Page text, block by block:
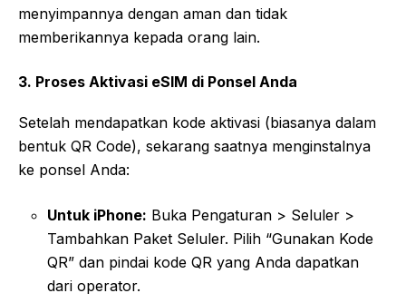
menyimpannya dengan aman dan tidak
memberikannya kepada orang lain.
3. Proses Aktivasi eSIM di Ponsel Anda
Setelah mendapatkan kode aktivasi (biasanya dalam
bentuk QR Code), sekarang saatnya menginstalnya
ke ponsel Anda:
Untuk iPhone: Buka Pengaturan > Seluler >
Tambahkan Paket Seluler. Pilih “Gunakan Kode
QR” dan pindai kode QR yang Anda dapatkan
dari operator.